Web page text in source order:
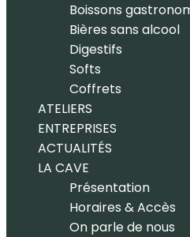
Boissons
Bières sans alcool
Digestifs
Softs
Coffrets
ATELIERS
ENTREPRISES
ACTUALITÉS
LA CAVE
Présentation
Horaires & Accès
On parle de nous